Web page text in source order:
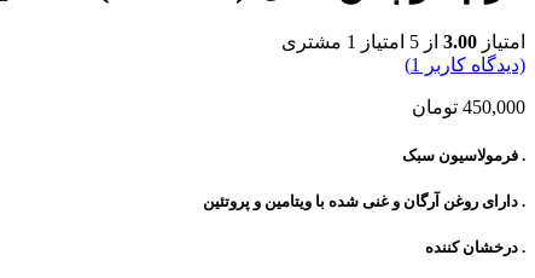
امتیاز 3.00 از 5 امتیاز 1 مشتری
(دیدگاه کاربر 1
)
450,000 تومان
. فرمولاسیون سبک
. دارای روغن آرگان و غنی شده با ویتامین و پروتئین
. درخشان کننده